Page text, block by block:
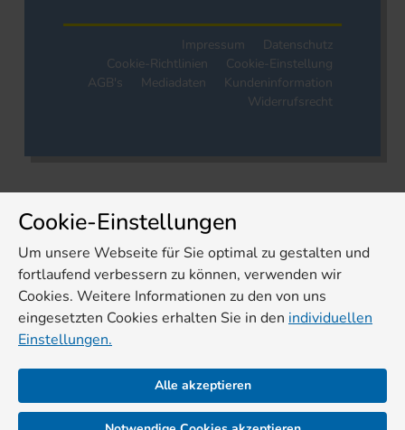
Impressum
Datenschutz
Cookie-Richtlinien
Cookie-Einstellung
AGB's
Mediadaten
Kundeninformation
Widerrufsrecht
Cookie-Einstellungen
Um unsere Webseite für Sie optimal zu gestalten und
fortlaufend verbessern zu können, verwenden wir
Cookies. Weitere Informationen zu den von uns
eingesetzten Cookies erhalten Sie in den individuellen
Einstellungen.
Alle akzeptieren